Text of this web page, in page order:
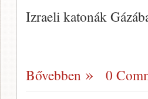
Izraeli katonák
Bővebben 0